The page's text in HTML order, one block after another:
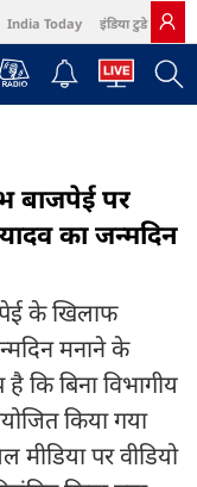
India Today इंडिया टुडे हिंदी
Bazaar Northeast
बाजपेई पर
का जन्मदिन
के खिलाफ
मनाने के
बिना विभागीय
किया गया
पर वीडियो